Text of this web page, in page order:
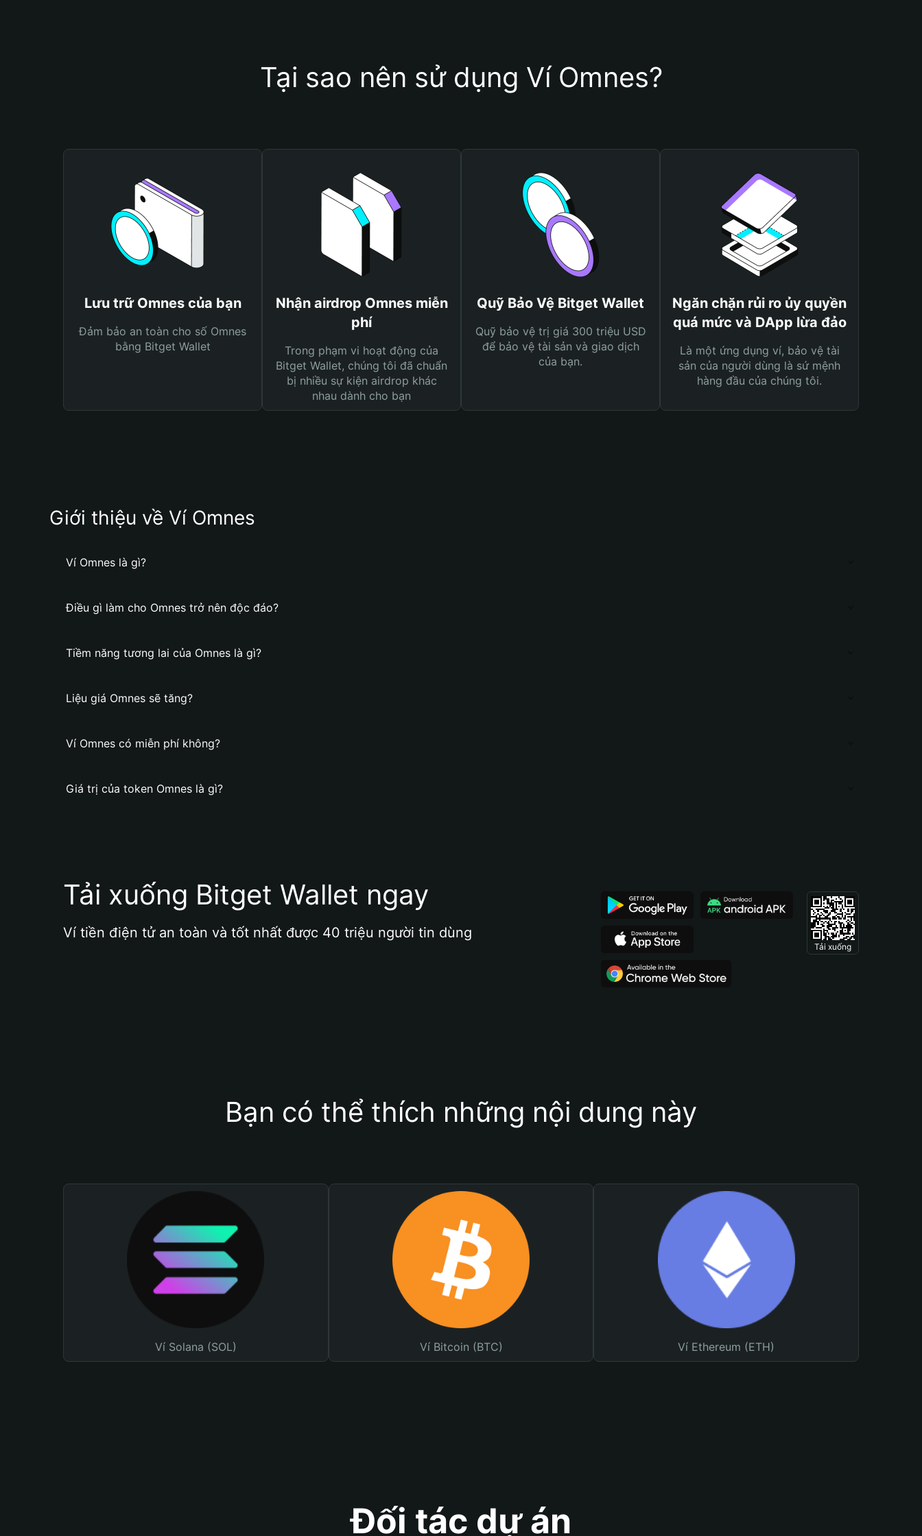
Tại sao nên sử dụng Ví Omnes?
Lưu trữ Omnes của bạn
Đảm bảo an toàn cho số Omnes
bằng Bitget Wallet
Nhận airdrop Omnes miễn
phí
Trong phạm vi hoạt động của
Bitget Wallet, chúng tôi đã chuẩn
bị nhiều sự kiện airdrop khác
nhau dành cho bạn
Quỹ Bảo Vệ Bitget Wallet
Quỹ bảo vệ trị giá 300 triệu USD
để bảo vệ tài sản và giao dịch
của bạn.
Ngăn chặn rủi ro ủy quyền
quá mức và DApp lừa đảo
Là một ứng dụng ví, bảo vệ tài
sản của người dùng là sứ mệnh
hàng đầu của chúng tôi.
Giới thiệu về Ví Omnes
Ví Omnes là gì?
Điều gì làm cho Omnes trở nên độc đáo?
Tiềm năng tương lai của Omnes là gì?
Liệu giá Omnes sẽ tăng?
Ví Omnes có miễn phí không?
Giá trị của token Omnes là gì?
Tải xuống Bitget Wallet ngay
Ví tiền điện tử an toàn và tốt nhất được 40 triệu người tin dùng
Tải xuống
Bạn có thể thích những nội dung này
Ví Solana (SOL) Ví Bitcoin (BTC) Ví Ethereum (ETH)
Đối tác dự án